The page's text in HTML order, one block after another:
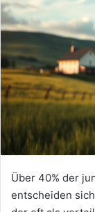
Über 40% der
entscheiden